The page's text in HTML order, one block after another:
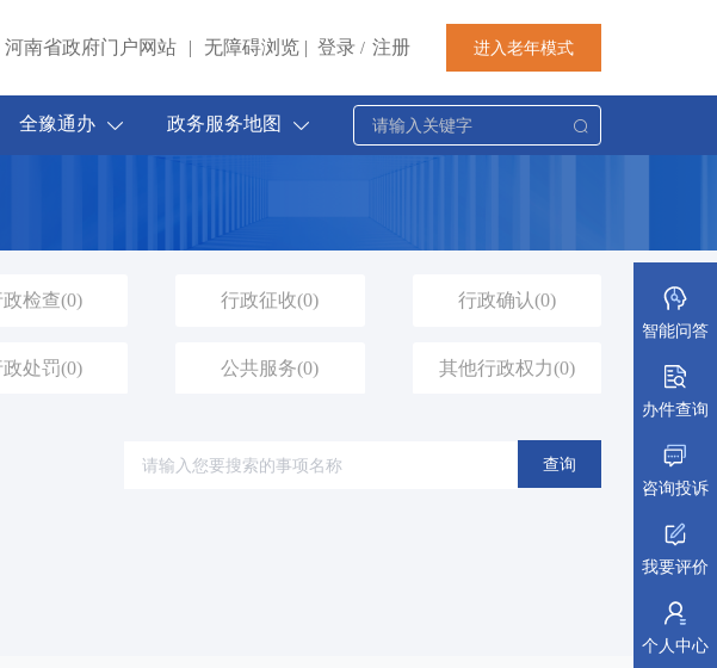
河南省政府门户网站 | 无障碍浏览 | 登录 / 注册 进入老年模式
全豫通办 政务服务地图
政检查(0) 行政征收(0) 行政确认(0)
政处罚(0) 公共服务(0) 其他行政权力(0)
查询
智能问答
办件查询
咨询投诉
我要评价
个人中心